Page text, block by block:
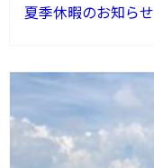
夏季休暇のお知らせ